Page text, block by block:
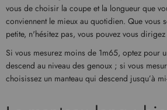
vous de choisir la coupe et la longueur que
conviennent le mieux au quotidien. Que vous
petite, n'hésitez pas, vous pouvez vous
Si vous mesurez moins de 1m65, optez pour
descend au niveau des genoux ; si vous
choisissez un manteau qui descend jusqu’à